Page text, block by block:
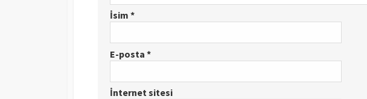
İsim *
E-posta *
İnternet sitesi